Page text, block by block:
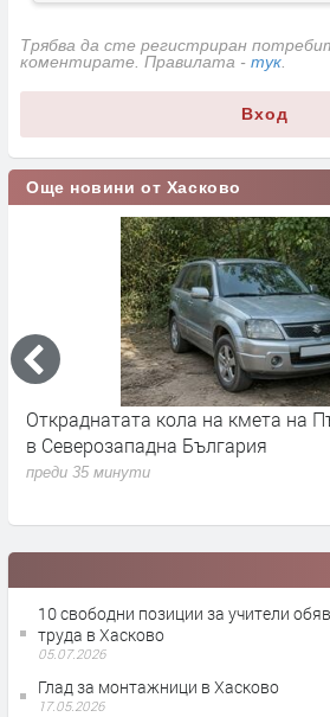
Трябва да сте регистриран
коментирате. Правилата - тук.
Вход
Още новини от Хасково
Откраднатата кола на кмета на
в Северозападна България
преди 35 минути
10 свободни позиции за учители
труда в Хасково
05.07.2026
Глад за монтажници в Хасково
17.05.2026